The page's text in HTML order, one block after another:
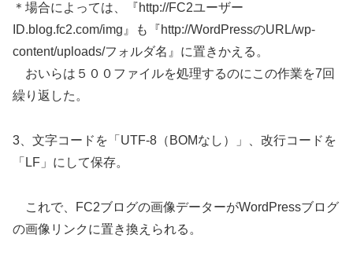
＊場合によっては、『http://FC2ユーザー
ID.blog.fc2.com/img』も『http://WordPressのURL/wp-
content/uploads/フォルダ名』に置きかえる。
おいらは５００ファイルを処理するのにこの作業を7回
繰り返した。
3、文字コードを「UTF-8（BOMなし）」、改行コードを
「LF」にして保存。
これで、FC2ブログの画像データーがWordPressブログ
の画像リンクに置き換えられる。